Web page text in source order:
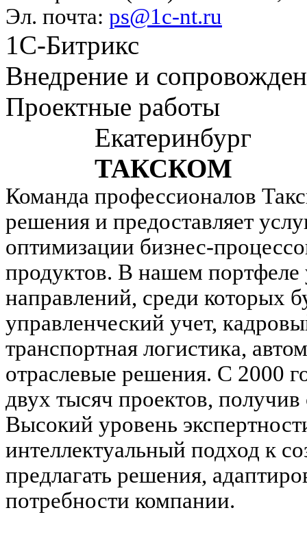
Эл. почта: ps@1c-nt.ru
1С-Битрикс
Внедрение и
Проектные работы
Екатеринбург
ТАКСКОМ
Команда профессионалов
решения и предоставляет
оптимизации бизнес-
продуктов. В нашем портфеле
направлений, среди которых
управленческий учет,
транспортная логистика,
отраслевые решения. С 2000
двух тысяч проектов,
Высокий уровень
интеллектуальный подход к
предлагать решения,
потребности компании.